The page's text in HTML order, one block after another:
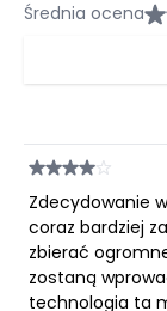
Średnia ocena
Zdecydowanie
coraz bardziej
zbierać
zostaną
technologia ta